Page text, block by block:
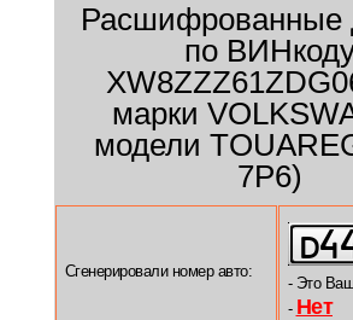
Расшифрованные
по
марки
модели
7P6)
Сгенерировали номер авто:
- Это
- Нет